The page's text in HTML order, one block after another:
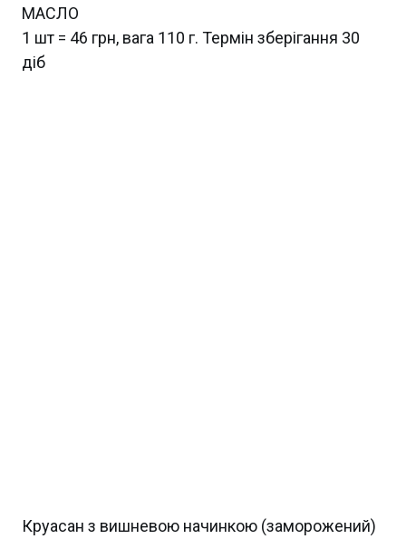
МАСЛО
1 шт = 46 грн, вага 110 г. Термін зберігання 30
діб
Круасан з вишневою начинкою (заморожений)